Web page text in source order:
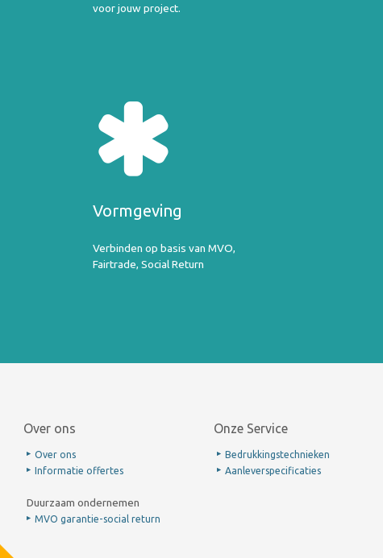
voor jouw project.
Vormgeving
Verbinden op basis van MVO,
Fairtrade, Social Return
Over ons
Over ons
Informatie offertes
Duurzaam ondernemen
MVO garantie-social return
Onze Service
Bedrukkingstechnieken
Aanleverspecificaties